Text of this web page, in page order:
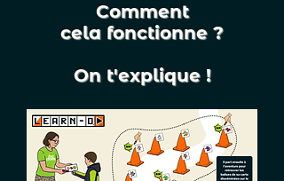
Comment
cela fonctionne ?
On t'explique !